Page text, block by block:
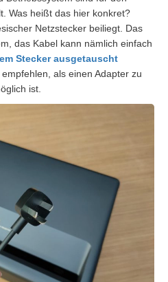
Was heißt das hier konkret?
Netzstecker beiliegt. Das
das Kabel kann nämlich einfach
Stecker ausgetauscht
als einen Adapter zu
ist.